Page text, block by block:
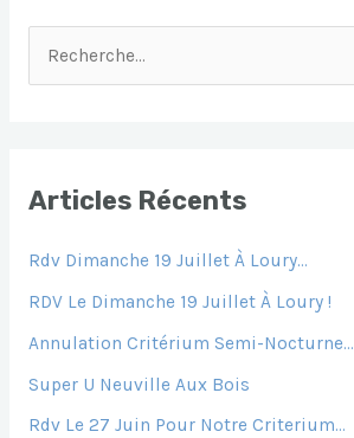
E
E
C
H
E
Articles Récents
Rdv Dimanche 19 Juillet À Loury…
RDV Le Dimanche 19 Juillet À Loury !
Annulation Critérium Semi-Nocturne…
Super U Neuville Aux Bois
Rdv Le 27 Juin Pour Notre Criterium…